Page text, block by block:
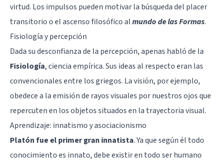
virtud. Los impulsos pueden motivar la búsqueda del placer
transitorio o el ascenso filosófico almundo de las Formas.
Fisiología y percepción
Dada su desconfianza de la percepción, apenas habló de la
Fisiología, ciencia empírica. Sus ideas al respecto eran las
convencionales entre los griegos. La visión, por ejemplo,
obedece a la emisión de rayos visuales por nuestros ojos que
repercuten en los objetos situados en la trayectoria visual.
Aprendizaje: innatismo y asociacionismo
Platón fue el primer gran innatista. Ya que según él todo
conocimiento es innato, debe existir en todo ser humano